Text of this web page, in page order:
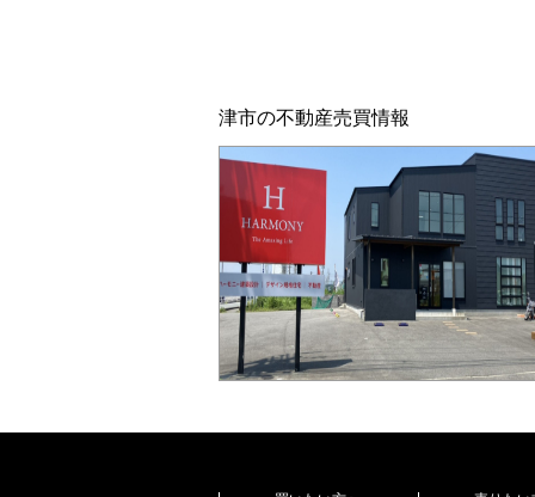
津市の不動産売買情報